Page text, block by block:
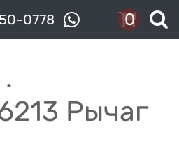
0778 0
Рычаг